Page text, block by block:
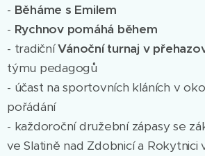
- Běháme s Emilem
- Rychnov pomáhá během
- tradičníVánoční turnaj v
týmu pedagogů
- účast na sportovních kláních v
pořádání
- každoroční družební zápasy se
ve Slatině nad Zdobnicí a Rokytnici